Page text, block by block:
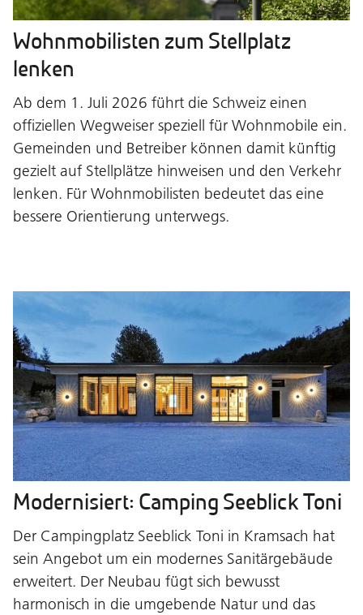
Wohnmobilisten zum Stellplatz
lenken
Ab dem 1. Juli 2026 führt die Schweiz einen
offiziellen Wegweiser speziell für Wohnmobile ein.
Gemeinden und Betreiber können damit künftig
gezielt auf Stellplätze hinweisen und den Verkehr
lenken. Für Wohnmobilisten bedeutet das eine
bessere Orientierung unterwegs.
Modernisiert: Camping Seeblick Toni
Der Campingplatz Seeblick Toni in Kramsach hat
sein Angebot um ein modernes Sanitärgebäude
erweitert. Der Neubau fügt sich bewusst
harmonisch in die umgebende Natur und das